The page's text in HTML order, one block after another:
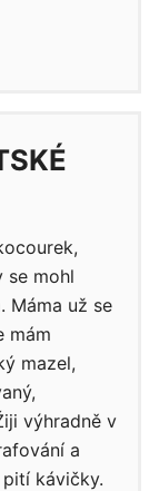
se mohl
Máma už se
mám
mazel,
výhradně v
a
kávičky.